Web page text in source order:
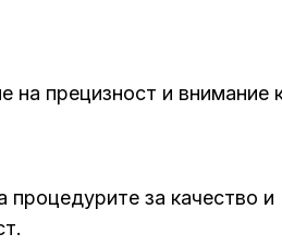
на прецизност и внимание
процедурите за качество и